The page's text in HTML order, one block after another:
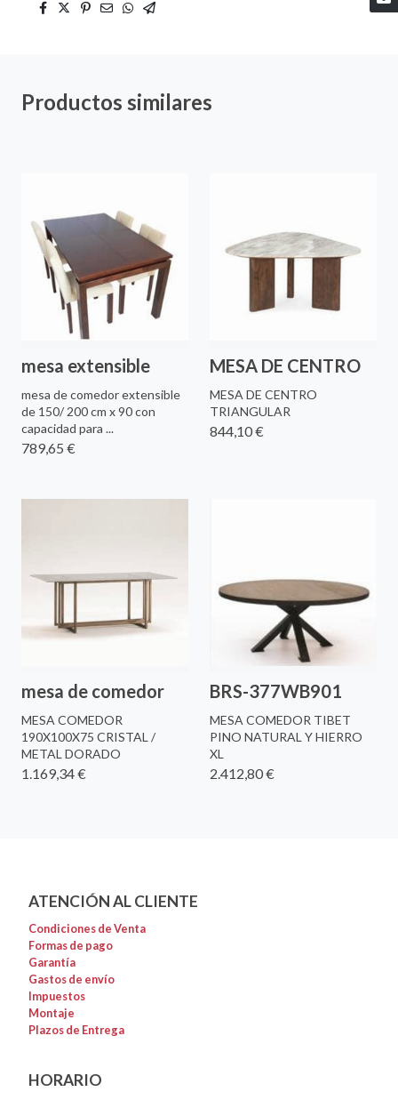
Productos similares
mesa extensible
mesa de comedor extensible
de 150/ 200 cm x 90 con
capacidad para ...
789,65 €
MESA DE CENTRO
MESA DE CENTRO
TRIANGULAR
844,10 €
mesa de comedor
MESA COMEDOR
190X100X75 CRISTAL /
METAL DORADO
1.169,34 €
BRS-377WB901
MESA COMEDOR TIBET
PINO NATURAL Y HIERRO
XL
2.412,80 €
ATENCIÓN AL CLIENTE
Condiciones de Venta
Formas de pago
Garantía
Gastos de envío
Impuestos
Montaje
Plazos de Entrega
HORARIO